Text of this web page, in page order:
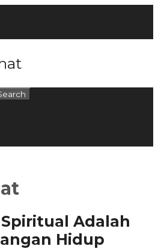
Adalah
Hidup